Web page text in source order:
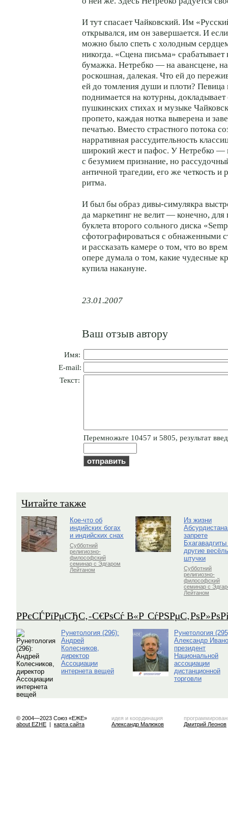
И тут спасает Чайковский. Им
открывался, им он завершается. И
можно было спеть с холодным
никогда. «Сцена письма» срабатывает
бумажка. Нетребко — на авансцене,
роскошная, далекая. Что ей до
ей до томления души и плоти?
поднимается на котурны,
пушкинских стихах и музыке
пропето, каждая нотка выверена и
печатью. Вместо страстного потока
нарративная рассудительность
широкий жест и пафос. У Нетребко —
с безумием признание, но
античной трагедии, его же четкость и
ритма.
И был бы образ дивы-симулякра
да маркетинг не велит — конечно, для
буклета второго сольного диска
сфотографироваться с обнаженными
и рассказать камере о том, что во
опере думала о том, какие чудесные
купила накануне.
23.01.2007
Ваш отзыв автору
Имя:
E-mail:
Текст:
Пepeмнoжьтe 10457 и 5805, результат
Читайте также
Кое-что об
индийских богах
и индийских снах
Субботний
религиозно-
философский
семинар с Эдгаром
Лейтаном
Из жизни
запрете
Бхагавадгиты
другие
штучки
Субботний
религиозно-
философский
семинар с
Лейтаном
Р­РєСЃРїРµСЂС‚-С€РѕСѓ В«Р
Рунетология (296):
Андрей
Колесников,
директор
Ассоциации
интернета вещей
Рунетология
Александр
президент
Национальной
ассоциации
дистанционной
торговли
© 2004—2023 Союз «ЕЖЕ»
about EZHE | карта сайта
идея и координация
Александр Малюков
Дмитрий Леонов